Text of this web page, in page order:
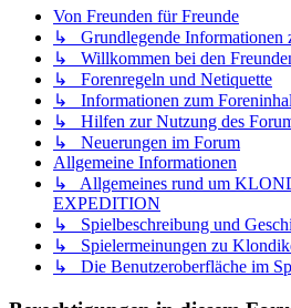
Von Freunden für Freunde
↳ Grundlegende Informationen
↳ Willkommen bei den
↳ Forenregeln und Netiquette
↳ Informationen zum
↳ Hilfen zur Nutzung des
↳ Neuerungen im Forum
Allgemeine Informationen
↳ Allgemeines rund um
EXPEDITION
↳ Spielbeschreibung und
↳ Spielermeinungen zu
↳ Die Benutzeroberfläche im